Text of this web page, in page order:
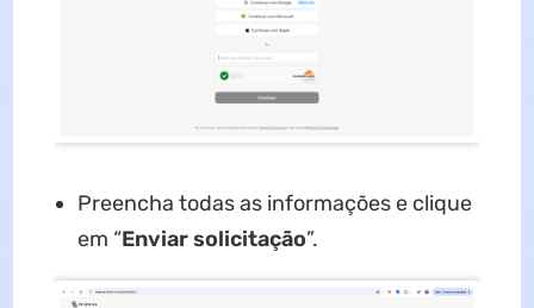
Preencha todas as informações e clique
em “Enviar solicitação”.